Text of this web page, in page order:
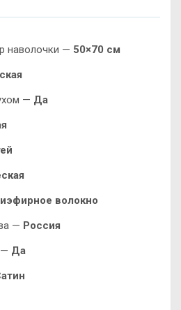
наволочки — 50×70 см
— Да
волокно
— Россия
— Да